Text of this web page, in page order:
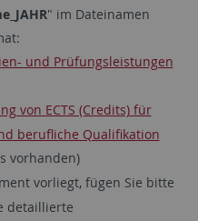
" im Dateinamen
und Prüfungsleistungen
von ECTS (Credits) für
berufliche Qualifikation
vorhanden)
vorliegt, fügen Sie bitte
detaillierte